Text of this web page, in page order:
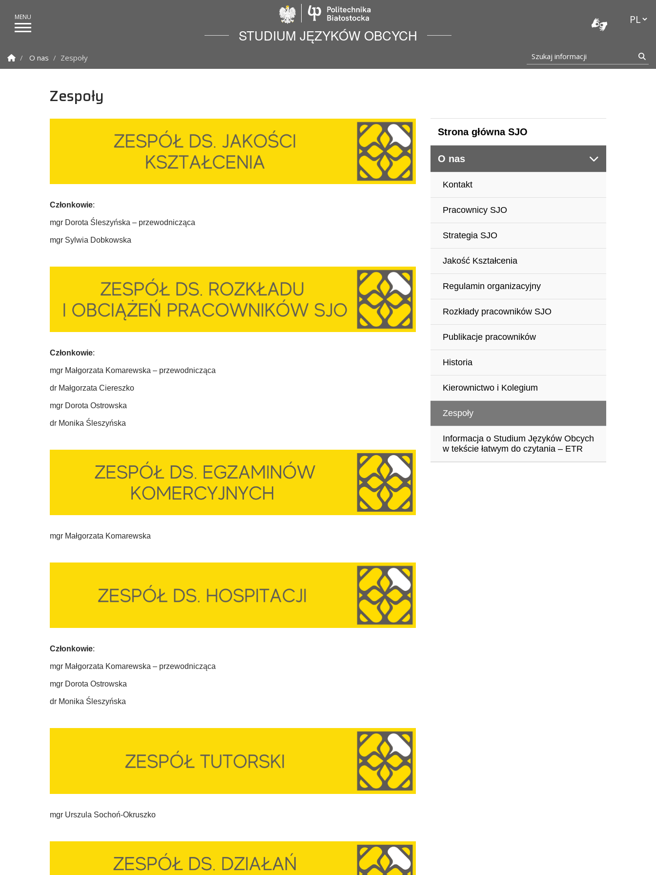
STUDIUM JĘZYKÓW OBCYCH
Strona Główna
O nas Zespoły Szukaj informacji
Zespoły
Członkowie:
mgr Dorota Śleszyńska – przewodnicząca
mgr Sylwia Dobkowska
Członkowie:
mgr Małgorzata Komarewska – przewodnicząca
dr Małgorzata Ciereszko
mgr Dorota Ostrowska
dr Monika Śleszyńska
mgr Małgorzata Komarewska
Członkowie:
mgr Małgorzata Komarewska – przewodnicząca
mgr Dorota Ostrowska
dr Monika Śleszyńska
mgr Urszula Sochoń-Okruszko
Strona główna SJO
O nas
Kontakt
Pracownicy SJO
Strategia SJO
Jakość Kształcenia
Regulamin organizacyjny
Rozkłady pracowników SJO
Publikacje pracowników
Historia
Kierownictwo i Kolegium
Zespoły
Informacja o Studium Języków Obcych
w tekście łatwym do czytania – ETR